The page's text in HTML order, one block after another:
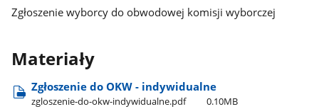
Zgłoszenie wyborcy do obwodowej komisji wyborczej
Materiały
Zgłoszenie do OKW - indywidualne
zgloszenie-do-okw-indywidualne.pdf 0.10MB